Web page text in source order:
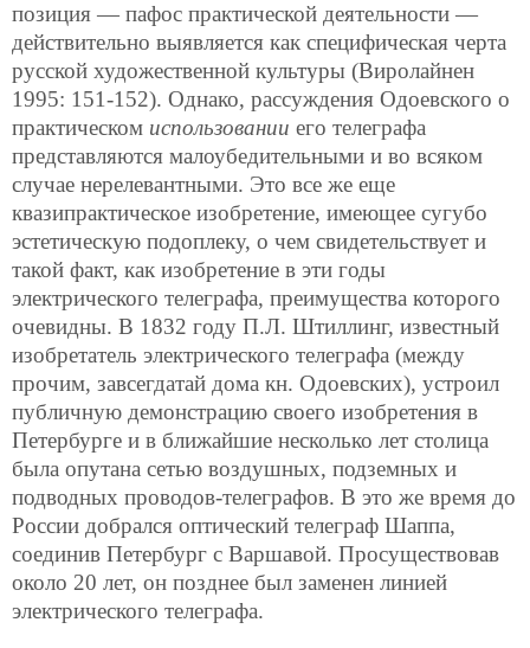
позиция — пафос практической деятельности —
действительно выявляется как специфическая черта
русской художественной культуры (Виролайнен
1995: 151-152). Однако, рассуждения Одоевского о
практическом использовании его телеграфа
представляются малоубедительными и во всяком
случае нерелевантными. Это все же еще
квазипрактическое изобретение, имеющее сугубо
эстетическую подоплеку, о чем свидетельствует и
такой факт, как изобретение в эти годы
электрического телеграфа, преимущества которого
очевидны. В 1832 году П.Л. Штиллинг, известный
изобретатель электрического телеграфа (между
прочим, завсегдатай дома кн. Одоевских), устроил
публичную демонстрацию своего изобретения в
Петербурге и в ближайшие несколько лет столица
была опутана сетью воздушных, подземных и
подводных проводов-телеграфов. В это же время до
России добрался оптический телеграф Шаппа,
соединив Петербург с Варшавой. Просуществовав
около 20 лет, он позднее был заменен линией
электрического телеграфа.